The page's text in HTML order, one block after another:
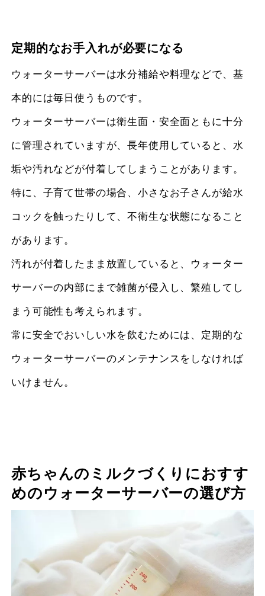
定期的なお手入れが必要になる
ウォーターサーバーは水分補給や料理などで、基
本的には毎日使うものです。
ウォーターサーバーは衛生面・安全面ともに十分
に管理されていますが、長年使用していると、水
垢や汚れなどが付着してしまうことがあります。
特に、子育て世帯の場合、小さなお子さんが給水
コックを触ったりして、不衛生な状態になること
があります。
汚れが付着したまま放置していると、ウォーター
サーバーの内部にまで雑菌が侵入し、繁殖してし
まう可能性も考えられます。
常に安全でおいしい水を飲むためには、定期的な
ウォーターサーバーのメンテナンスをしなければ
いけません。
赤ちゃんのミルクづくりにおすす
めのウォーターサーバーの選び方